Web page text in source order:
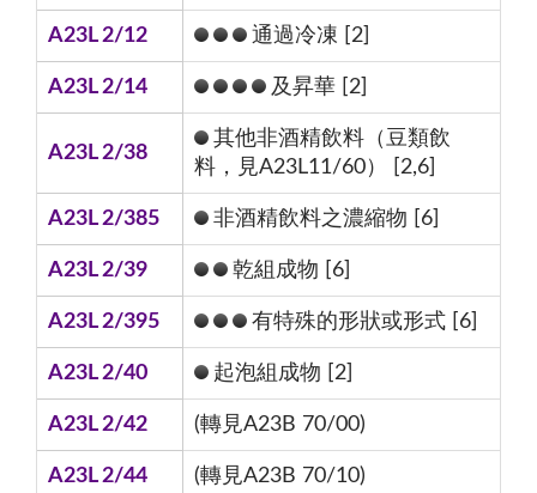
A23L 2/12 通過冷凍 [2]
A23L 2/14 及昇華 [2]
A23L 2/38
其他非酒精飲料（豆類飲
料，見A23L11/60） [2,6]
A23L 2/385 非酒精飲料之濃縮物 [6]
A23L 2/39 乾組成物 [6]
A23L 2/395 有特殊的形狀或形式 [6]
A23L 2/40 起泡組成物 [2]
A23L 2/42 (轉見A23B 70/00)
A23L 2/44 (轉見A23B 70/10)